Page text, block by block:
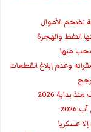
تضخم الأموال
النفط والهجرة
وعدم إبلاغ القطعات
عسكريا